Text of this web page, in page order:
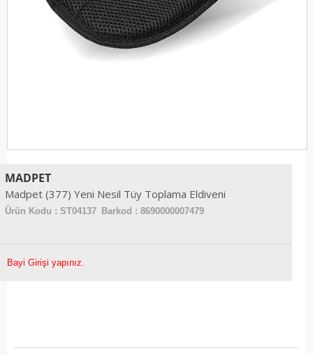
MADPET
Madpet (377) Yeni Nesil Tüy Toplama Eldiveni
Ürün Kodu : ST04137 Barkod : 8690000007479
Bayi Girişi yapınız.